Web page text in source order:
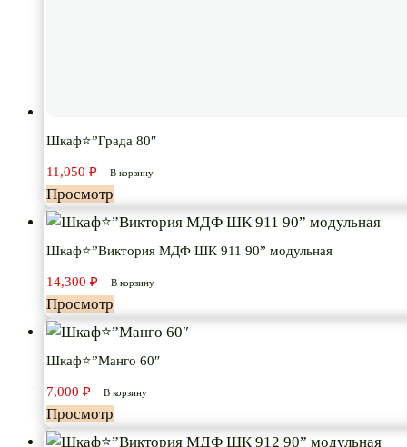
Шкаф⭐”Града 80″
11,050 ₽ В корзину
Просмотр
Шкаф⭐”Виктория МДФ ШК 911 90” модульная
14,300 ₽ В корзину
Просмотр
Шкаф⭐”Манго 60″
7,000 ₽ В корзину
Просмотр